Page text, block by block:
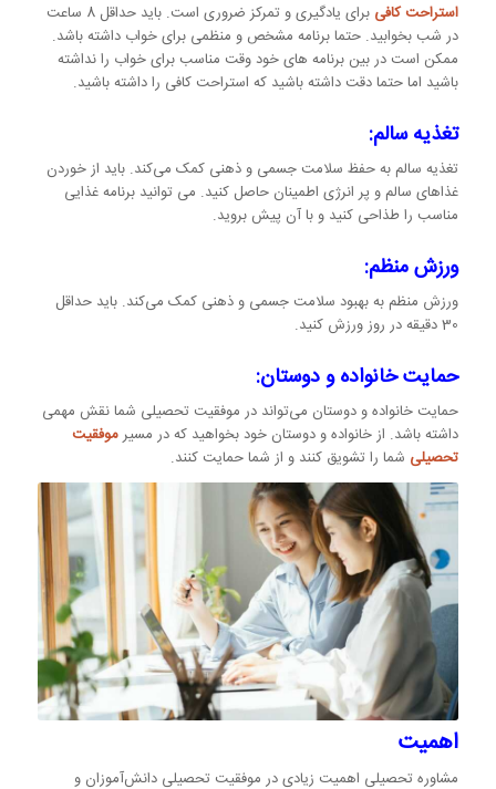
استراحت کافی
برای یادگیری و تمرکز ضروری است. باید حداقل 8 ساعت
در شب بخوابید. حتما برنامه مشخص و منظمی برای خواب داشته باشد.
ممکن است در بین برنامه های خود وقت مناسب برای خواب را نداشته
باشید اما حتما دقت داشته باشید که استراحت کافی را داشته باشید.
تغذیه سالم:
تغذیه سالم به حفظ سلامت جسمی و ذهنی کمک می‌کند. باید از خوردن
غذاهای سالم و پر انرژی اطمینان حاصل کنید. می توانید برنامه غذایی
مناسب را طذاحی کنید و با آن پیش بروید.
ورزش منظم:
ورزش منظم به بهبود سلامت جسمی و ذهنی کمک می‌کند. باید حداقل
30 دقیقه در روز ورزش کنید.
حمایت خانواده و دوستان:
حمایت خانواده و دوستان می‌تواند در موفقیت تحصیلی شما نقش مهمی
داشته باشد. از خانواده و دوستان خود بخواهید که در مسیرموفقیت
تحصیلی شما را تشویق کنند و از شما حمایت کنند.
اهمیت
مشاوره تحصیلی اهمیت زیادی در موفقیت تحصیلی دانش‌آموزان و